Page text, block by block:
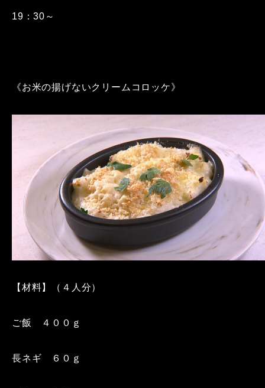
19：30～
《お米の揚げないクリームコロッケ》
【材料】（４人分）
ご飯 ４００ｇ
長ネギ ６０ｇ